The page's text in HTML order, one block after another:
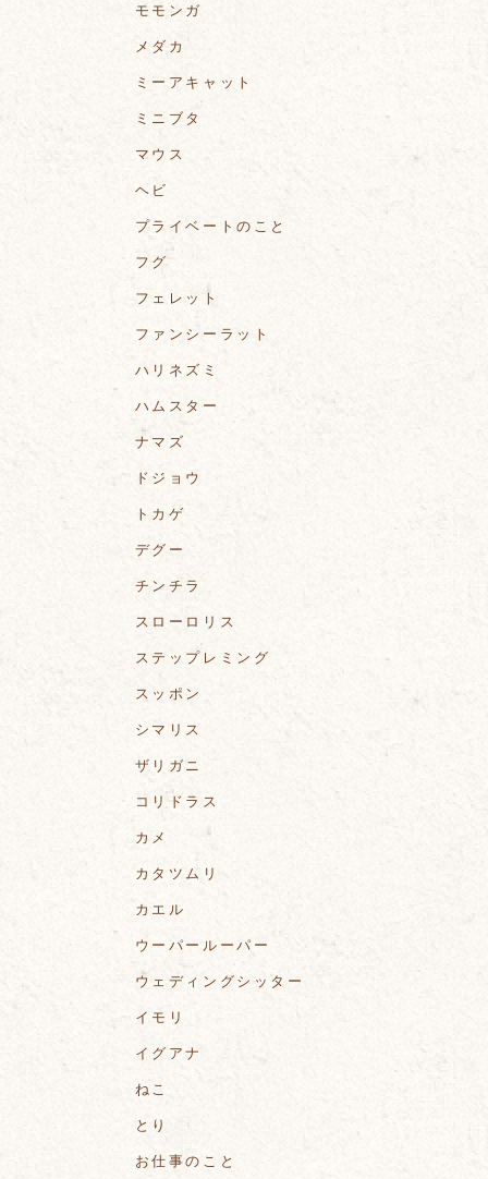
モモンガ
メダカ
ミーアキャット
ミニブタ
マウス
ヘビ
プライベートのこと
フグ
フェレット
ファンシーラット
ハリネズミ
ハムスター
ナマズ
ドジョウ
トカゲ
デグー
チンチラ
スローロリス
ステップレミング
スッポン
シマリス
ザリガニ
コリドラス
カメ
カタツムリ
カエル
ウーパールーパー
ウェディングシッター
イモリ
イグアナ
ねこ
とり
お仕事のこと